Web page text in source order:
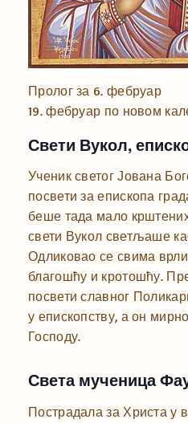
Пролог за 6. фебруар
19. фебруар по новом
Свети Вукол,
Ученик светог Јована
посвети за епископа
беше тада мало
свети Вукол светљаше
Одликовао се свима
благошћу и кротошћу.
посвети славног
у епископству, а он
Господу.
Света мученица
Пострадала за Христа у